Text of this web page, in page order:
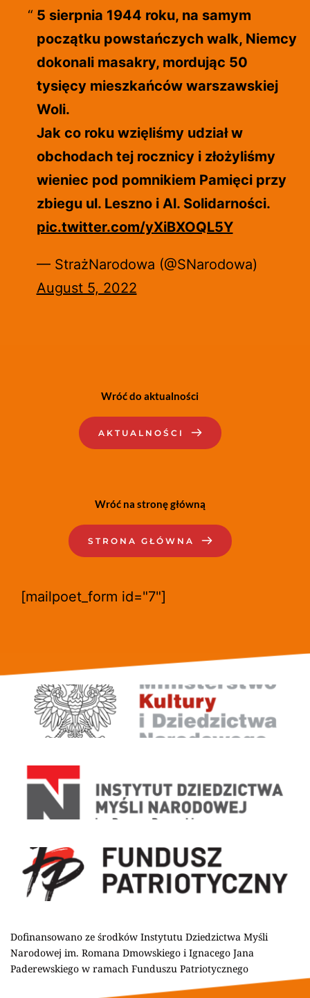
5 sierpnia 1944 roku, na samym
początku powstańczych walk, Niemcy
dokonali masakry, mordując 50
tysięcy mieszkańców warszawskiej
Woli.
Jak co roku wzięliśmy udział w
obchodach tej rocznicy i złożyliśmy
wieniec pod pomnikiem Pamięci przy
zbiegu ul. Leszno i Al. Solidarności.
pic.twitter.com/yXiBXOQL5Y
— StrażNarodowa (@SNarodowa)
August 5, 2022
Wróć do aktualności
AKTUALNOŚCI
Wróć na stronę główną
STRONA GŁÓWNA
[mailpoet_form id="7"]
Dofinansowano ze środków Instytutu Dziedzictwa Myśli
Narodowej im. Romana Dmowskiego i Ignacego Jana
Paderewskiego w ramach Funduszu Patriotycznego